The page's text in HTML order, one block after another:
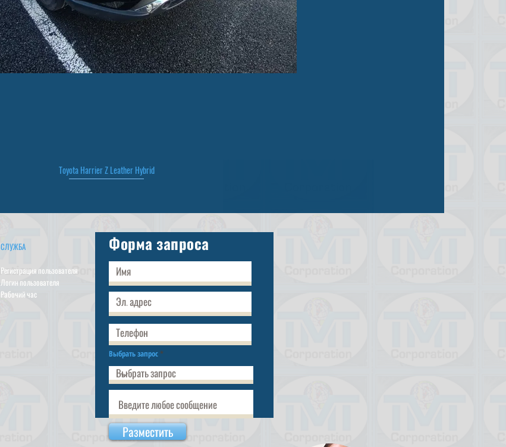
Быстрый просмотр
Toyota Harrier Z Leather Hybrid
СЛУЖБА
Регистрация пользователя
Логин пользователя
Рабочий час
Форма запроса
Выбрать запрос
Разместить